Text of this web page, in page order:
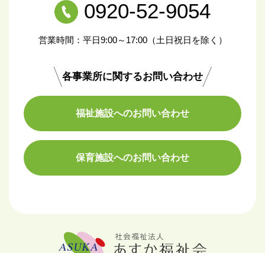
0920-52-9054
営業時間：平日9:00～17:00（土日祝日を除く）
各事業所に関するお問い合わせ
福祉施設へのお問い合わせ
保育施設へのお問い合わせ